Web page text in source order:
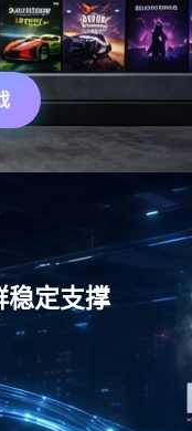
稳定支撑